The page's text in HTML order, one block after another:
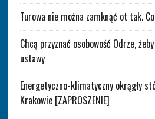
Turowa nie można zamknąć ot tak.
Chcą przyznać osobowość Odrze,
ustawy
Energetyczno-klimatyczny okrągły
Krakowie [ZAPROSZENIE]